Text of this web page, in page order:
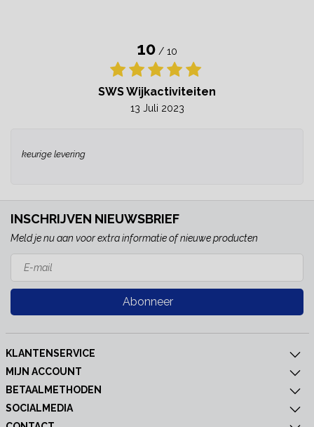
10 / 10
SWS Wijkactiviteiten
13 Juli 2023
keurige levering
INSCHRIJVEN NIEUWSBRIEF
Meld je nu aan voor extra informatie of nieuwe producten
Abonneer
KLANTENSERVICE
MIJN ACCOUNT
BETAALMETHODEN
SOCIALMEDIA